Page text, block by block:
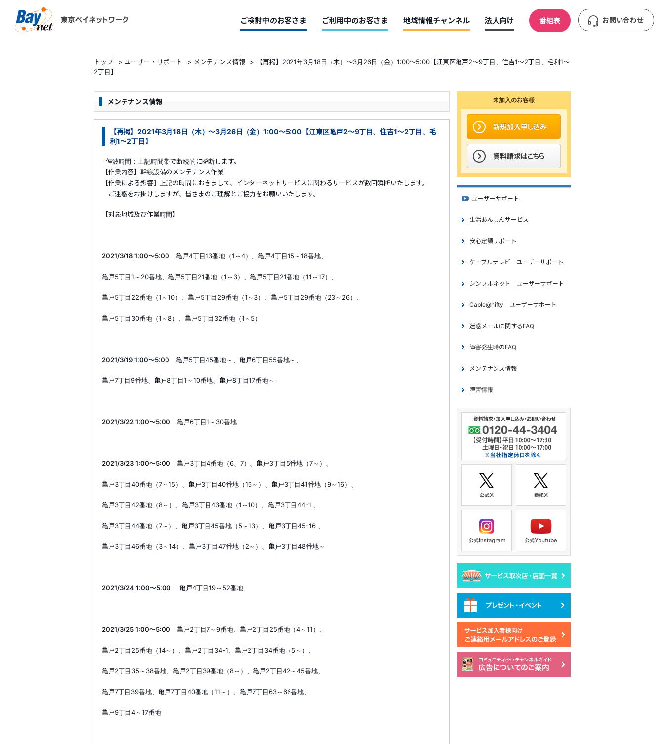
ご検討中のお客さま ご利用中のお客さま 地域情報チャンネル 法人向け 番組表 お問い合わせ
トップ > ユーザー・サポート > メンテナンス情報 >
【再掲】2021年3月18日（木）～3月26日（金）1:00～5:00【江東区亀戸2～9丁目、住吉1～2丁目、毛利1～
2丁目】
メンテナンス情報
【再掲】2021年3月18日（木）～3月26日（金）1:00～5:00【江東区亀戸2～9丁目、住吉1～2丁目、毛
利1～2丁目】
停波時間：上記時間帯で断続的に瞬断します。
【作業内容】幹線設備のメンテナンス作業
【作業による影響】上記の時間におきまして、インターネットサービスに関わるサービスが数回瞬断いたします。
ご迷惑をお掛けしますが、皆さまのご理解とご協力をお願いいたします。
【対象地域及び作業時間】
2021/3/18 1:00～5:00 亀戸4丁目13番地（1～4）、亀戸4丁目15～18番地、
亀戸5丁目1～ 20番地、亀戸5丁目21番地（1～ 3）、亀戸5丁目21番地（11～17）、
亀戸5丁目22番地（1～10）、亀戸5丁目29番地（1～ 3）、亀戸5丁目29番地（23～ 26）、
亀戸5丁目30番地（1～8）、亀戸5丁目32番地（1～ 5）
2021/3/19 1:00～5:00 亀戸5丁目45番地～、亀戸6丁目55番地～、
亀戸7丁目9番地、亀戸8丁目1～10番地、亀戸8丁目17番地～
2021/3/22 1:00～5:00 亀戸6丁目1～ 30番地
2021/3/23 1:00～5:00 亀戸3丁目4番地（6、 7）、亀戸3丁目5番地（7～）、
亀戸3丁目40番地（7～15）、亀戸3丁目40番地（16～）、亀戸3丁目41番地（9～16）、
亀戸3丁目42番地（8～）、亀戸3丁目43番地（1～10）、亀戸3丁目44-1
亀戸3丁目44番地（7～）、亀戸3丁目45番地（5～13）、亀戸3丁目45-16
亀戸3丁目46番地（3～14）、亀戸3丁目47番地（2～）、亀戸3丁目48番地～
2021/3/24 1:00～5:00 亀戸4丁目19～ 52番地
2021/3/25 1:00～5:00 亀戸2丁目7～9番地、亀戸2丁目25番地（4～11）、
亀戸2丁目25番地（14～）、亀戸2丁目34-1 、亀戸2丁目34番地（5～）、
亀戸2丁目35～ 38番地、亀戸2丁目39番地（8～）、亀戸2丁目42～45番地、
亀戸7丁目39番地、亀戸7丁目40番地（11～）、亀戸7丁目63～66番地、
亀戸9丁目4～17番地
未加入のお客様
ユーザーサポート
生活あんしんサービス
安心定額サポート
ケーブルテレビ ユーザーサポート
シンプルネット ユーザーサポート
Cable@nifty ユーザーサポート
迷惑メールに関するFAQ
障害発生時のFAQ
メンテナンス情報
障害情報